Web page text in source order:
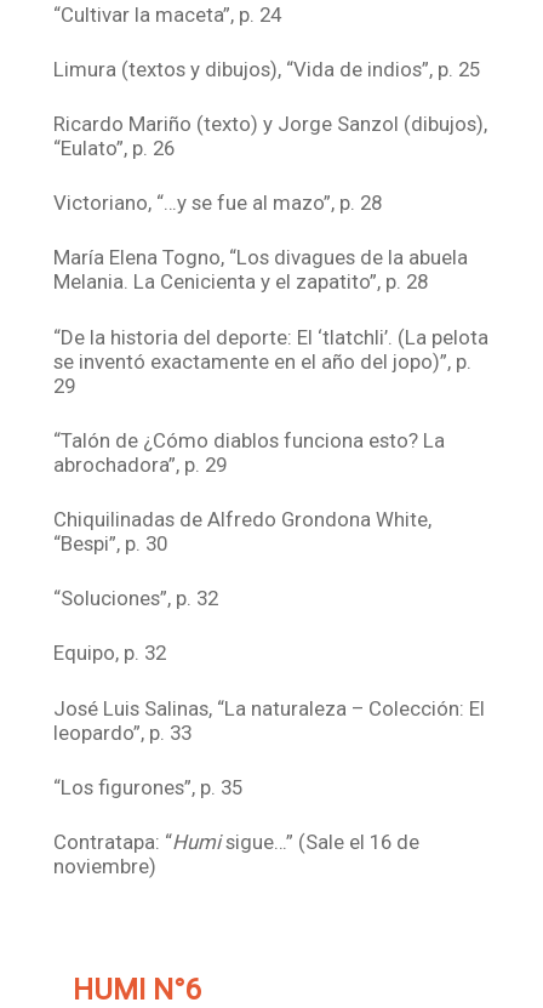
“Cultivar la maceta”, p. 24
Limura (textos y dibujos), “Vida de indios”, p. 25
Ricardo Mariño (texto) y Jorge Sanzol (dibujos),
“Eulato”, p. 26
Victoriano, “…y se fue al mazo”, p. 28
María Elena Togno, “Los divagues de la abuela
Melania. La Cenicienta y el zapatito”, p. 28
“De la historia del deporte: El ‘tlatchli’. (La pelota
se inventó exactamente en el año del jopo)”, p.
29
“Talón de ¿Cómo diablos funciona esto? La
abrochadora”, p. 29
Chiquilinadas de Alfredo Grondona White,
“Bespi”, p. 30
“Soluciones”, p. 32
Equipo, p. 32
José Luis Salinas, “La naturaleza – Colección: El
leopardo”, p. 33
“Los figurones”, p. 35
Contratapa: “Humisigue…” (Sale el 16 de
noviembre)
HUMI N°6